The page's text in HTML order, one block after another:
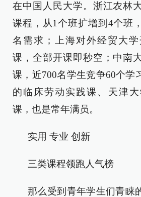
在中国人民大学。浙江农林
课程，从1个班扩增到4个班
名需求；上海对外经贸大
课，全部开课即秒空；中南
课，近700名学生竞争60个学
的临床劳动实践课、天津大
课，也是常年满员。
实用 专业 创新
三类课程领跑人气榜
那么受到青年学生们青睐